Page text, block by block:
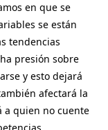
en que se
se están
tendencias
presión sobre
y esto dejará
afectará la
a quien no cuente